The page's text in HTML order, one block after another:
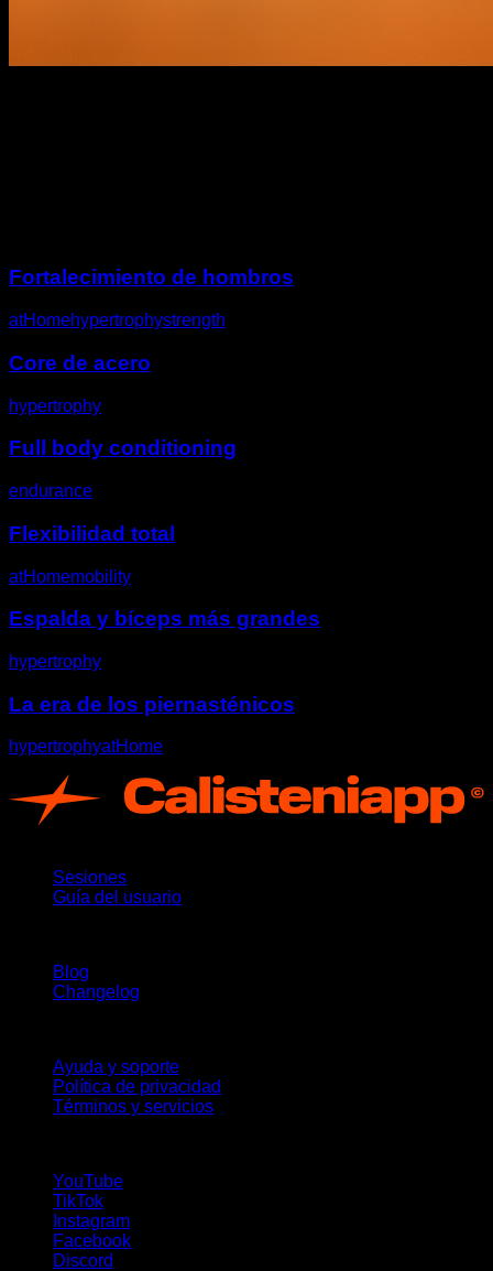
Fortalecimiento de hombros
atHomehypertrophystrength
Core de acero
hypertrophy
Full body conditioning
endurance
Flexibilidad total
atHomemobility
Espalda y bíceps más grandes
hypertrophy
La era de los piernasténicos
hypertrophyatHome
Sesiones
Guía del usuario
Blog
Changelog
Ayuda y soporte
Política de privacidad
Términos y servicios
YouTube
TikTok
Instagram
Facebook
Discord